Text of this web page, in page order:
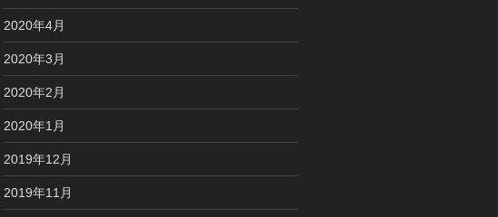
2020年4月
2020年3月
2020年2月
2020年1月
2019年12月
2019年11月